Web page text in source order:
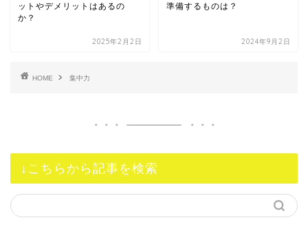
ットやデメリットはあるの
か？
2025年2月2日
準備するものは？
2024年9月2日
HOME 集中力
↓こちらから記事を検索